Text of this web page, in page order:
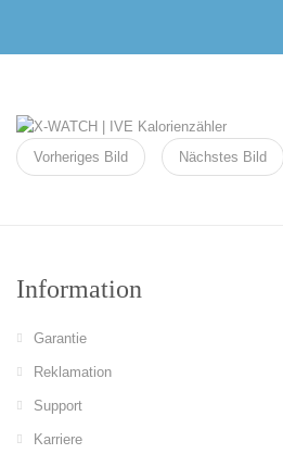
Vorheriges Bild Nächstes Bild
Information
Garantie
Reklamation
Support
Karriere